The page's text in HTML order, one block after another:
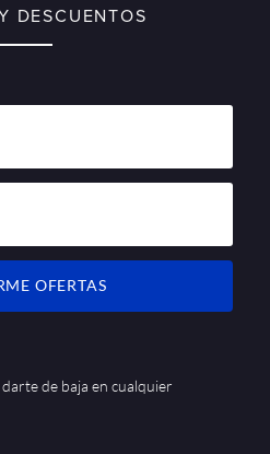
DESCUENTOS
OFERTAS
de baja en cualquier